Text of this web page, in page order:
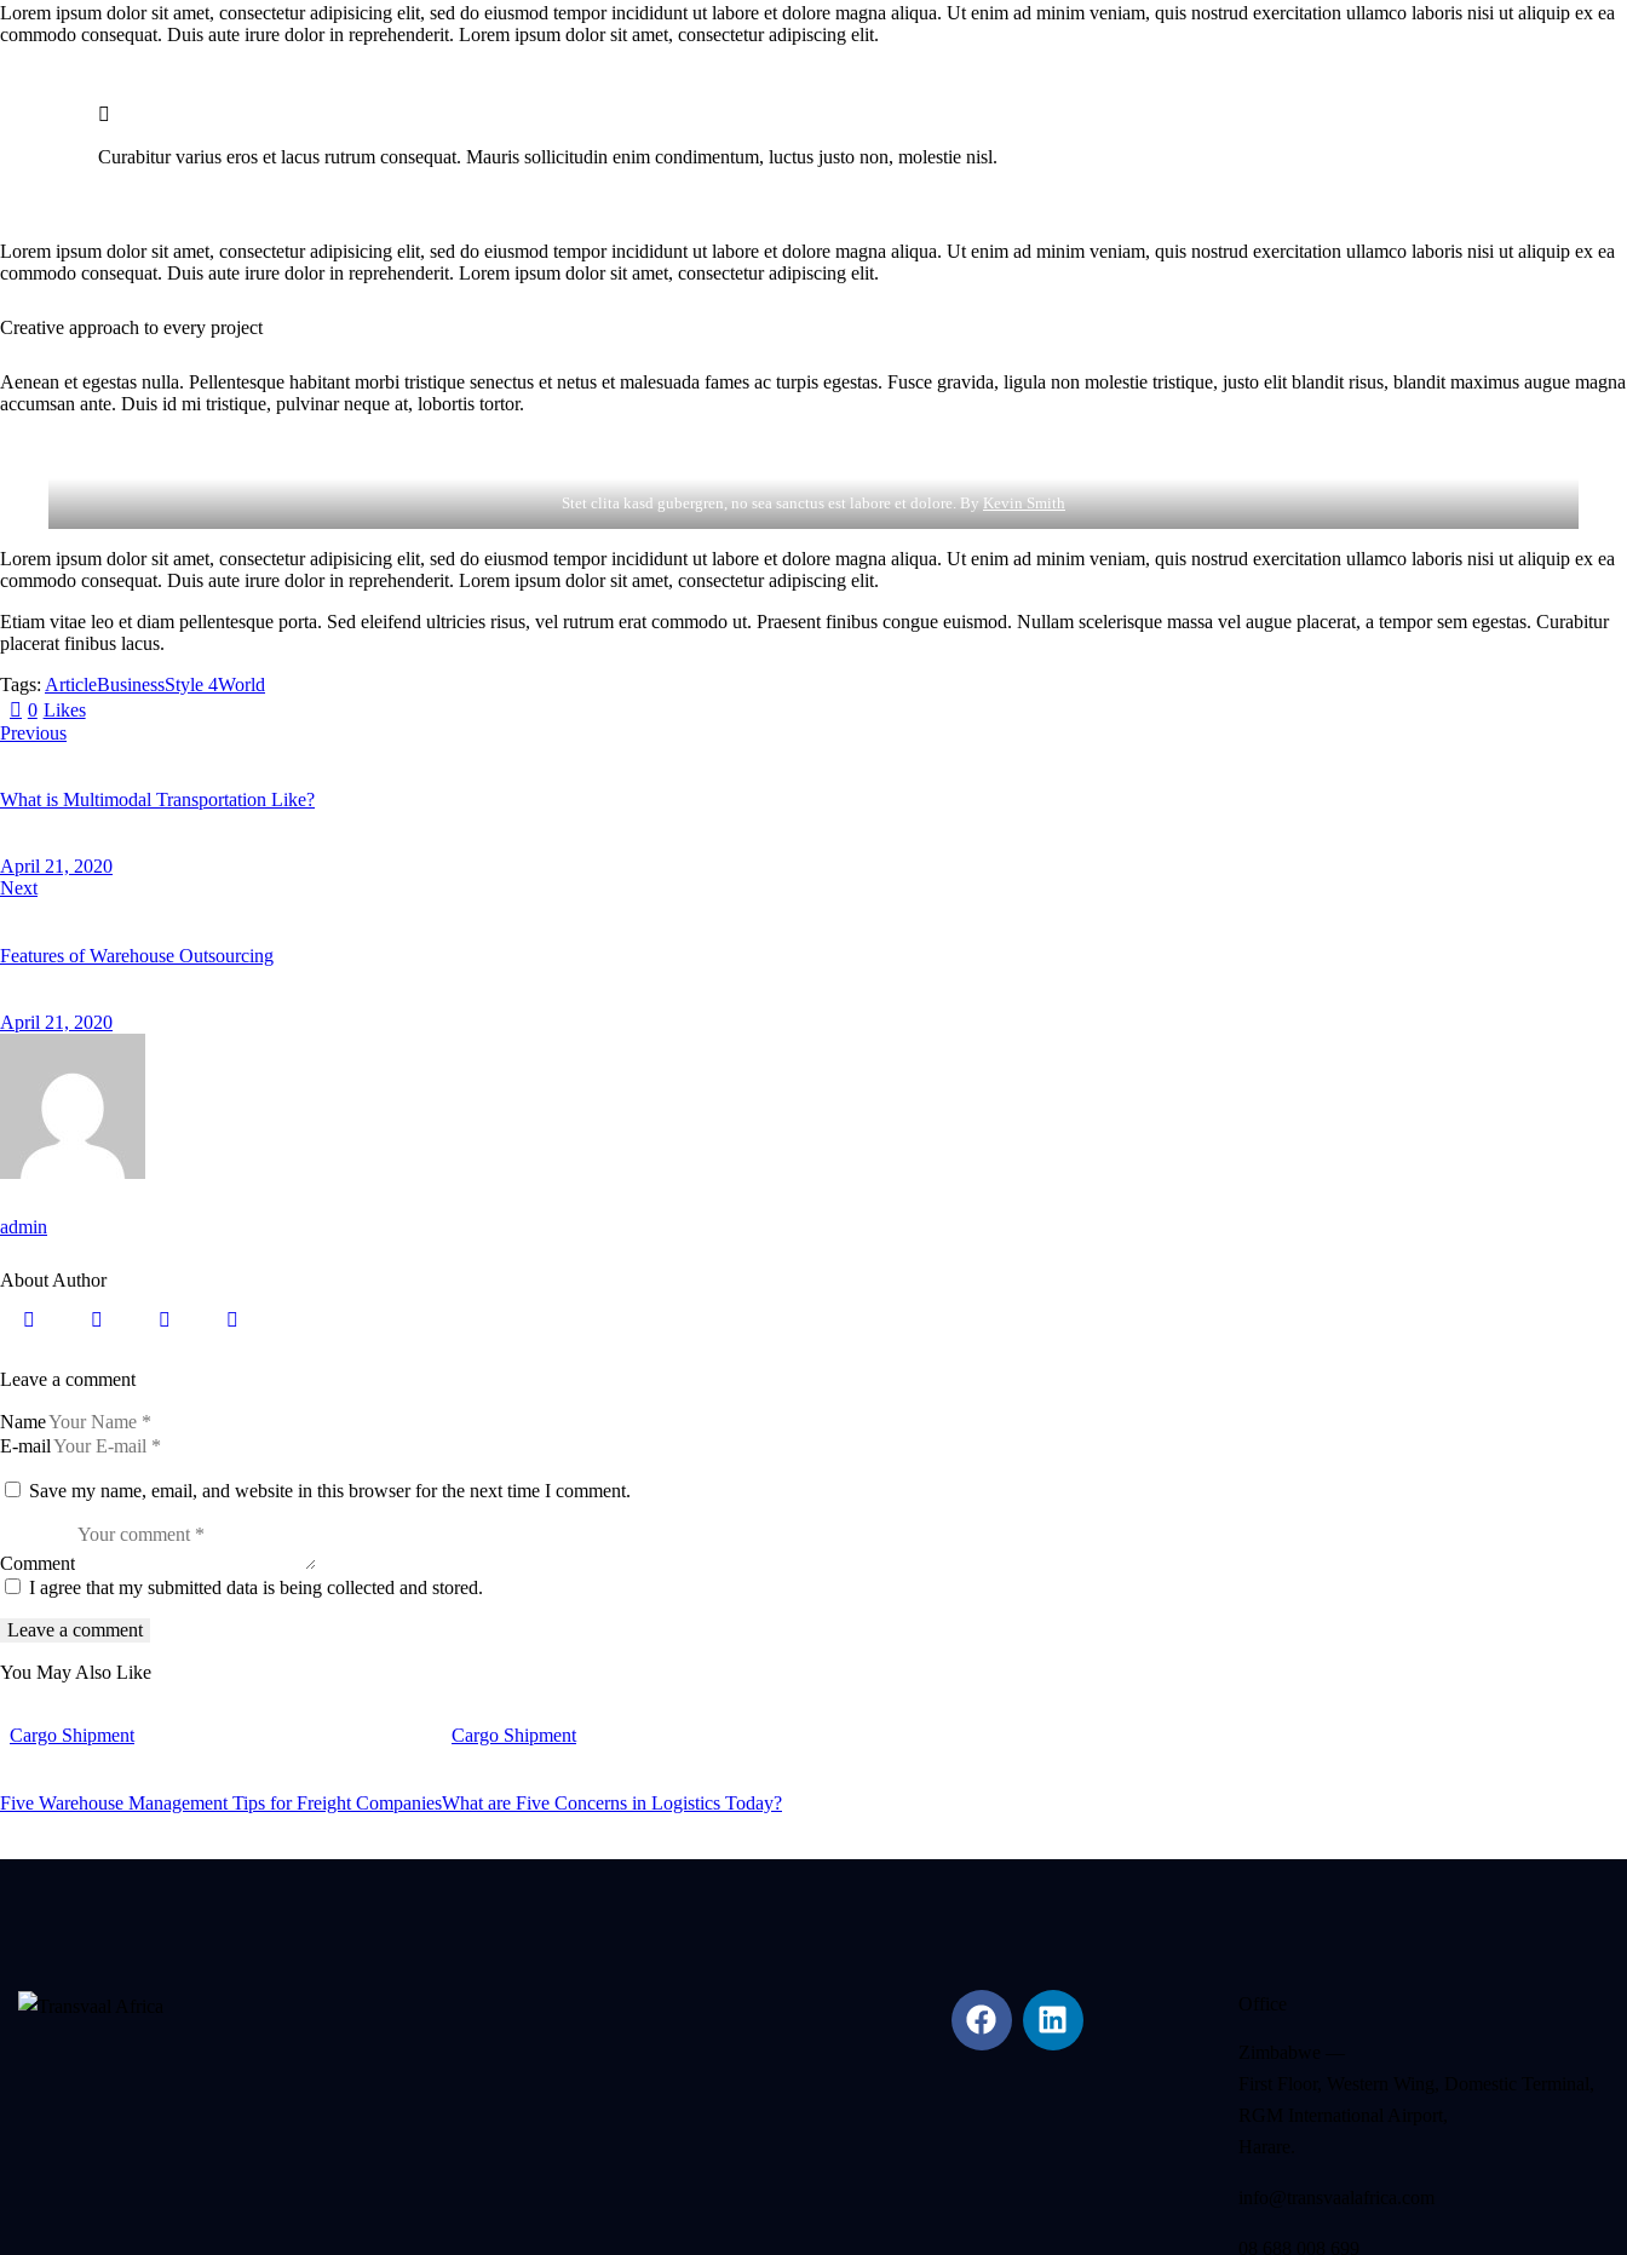
Lorem ipsum dolor sit amet, consectetur adipisicing elit, sed do eiusmod tempor incididunt ut labore et dolore magna aliqua. Ut enim ad minim veniam, quis nostrud exercitation ullamco laboris nisi ut aliquip ex ea
commodo consequat. Duis aute irure dolor in reprehenderit. Lorem ipsum dolor sit amet, consectetur adipiscing elit.
Curabitur varius eros et lacus rutrum consequat. Mauris sollicitudin enim condimentum, luctus justo non, molestie nisl.
Lorem ipsum dolor sit amet, consectetur adipisicing elit, sed do eiusmod tempor incididunt ut labore et dolore magna aliqua. Ut enim ad minim veniam, quis nostrud exercitation ullamco laboris nisi ut aliquip ex ea
commodo consequat. Duis aute irure dolor in reprehenderit. Lorem ipsum dolor sit amet, consectetur adipiscing elit.
Creative approach to every project
Aenean et egestas nulla. Pellentesque habitant morbi tristique senectus et netus et malesuada fames ac turpis egestas. Fusce gravida, ligula non molestie tristique, justo elit blandit risus, blandit maximus augue magna
accumsan ante. Duis id mi tristique, pulvinar neque at, lobortis tortor.
Stet clita kasd gubergren, no sea sanctus est labore et dolore. By Kevin Smith
Lorem ipsum dolor sit amet, consectetur adipisicing elit, sed do eiusmod tempor incididunt ut labore et dolore magna aliqua. Ut enim ad minim veniam, quis nostrud exercitation ullamco laboris nisi ut aliquip ex ea
commodo consequat. Duis aute irure dolor in reprehenderit. Lorem ipsum dolor sit amet, consectetur adipiscing elit.
Etiam vitae leo et diam pellentesque porta. Sed eleifend ultricies risus, vel rutrum erat commodo ut. Praesent finibus congue euismod. Nullam scelerisque massa vel augue placerat, a tempor sem egestas. Curabitur
placerat finibus lacus.
Tags: ArticleBusinessStyle 4World
0 Likes
Previous
What is Multimodal Transportation Like?
April 21, 2020
Next
Features of Warehouse Outsourcing
April 21, 2020
admin
About Author
Leave a comment
Name
E-mail
Save my name, email, and website in this browser for the next time I comment.
Comment
I agree that my submitted data is being collected and stored.
You May Also Like
Cargo Shipment
Five Warehouse Management Tips for Freight Companies
Cargo Shipment
What are Five Concerns in Logistics Today?